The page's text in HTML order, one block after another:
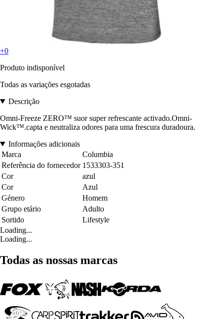
+0
Produto indisponível
Todas as variações esgotadas
Descrição
Omni-Freeze ZERO™ suor super refrescante activado.Omni-
Wick™.capta e neutraliza odores para uma frescura duradoura.
Informações adicionais
Marca
Columbia
Referência do fornecedor 1533303-351
Cor
azul
Cor
Azul
Género
Homem
Grupo etário
Adulto
Sortido
Lifestyle
Loading...
Loading...
Todas as nossas marcas